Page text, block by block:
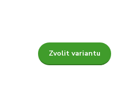
Zvolit variantu